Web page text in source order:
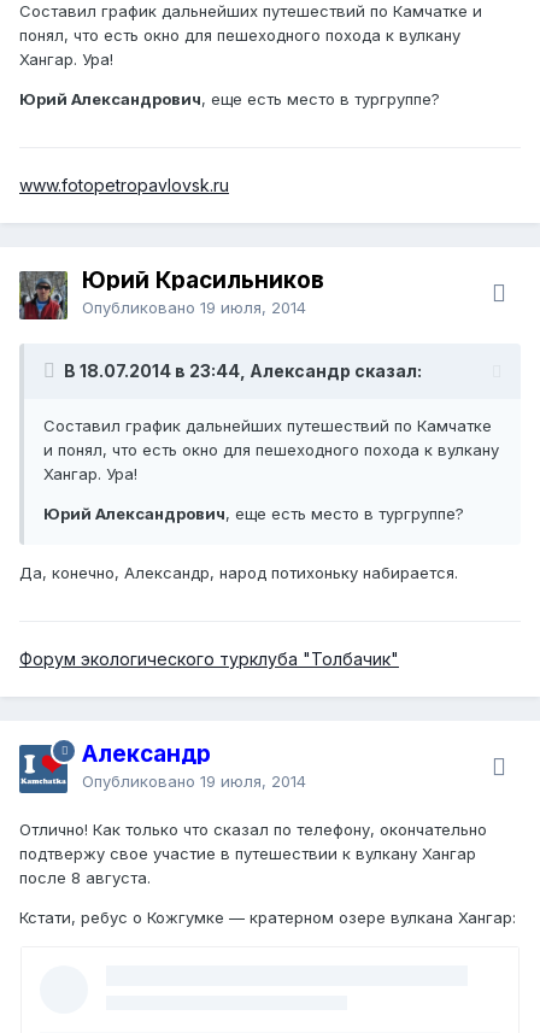
Составил график дальнейших путешествий по Камчатке и
понял, что есть окно для пешеходного похода к вулкану
Хангар. Ура!
Юрий Александрович, еще есть место в тургруппе?
www.fotopetropavlovsk.ru
Юрий Красильников
Опубликовано 19 июля, 2014
В 18.07.2014 в 23:44, Александр сказал:
Составил график дальнейших путешествий по Камчатке
и понял, что есть окно для пешеходного похода к вулкану
Хангар. Ура!
Юрий Александрович, еще есть место в тургруппе?
Да, конечно, Александр, народ потихоньку набирается.
Форум экологического турклуба "Толбачик"
Александр
Опубликовано 19 июля, 2014
Отлично! Как только что сказал по телефону, окончательно
подтвержу свое участие в путешествии к вулкану Хангар
после 8 августа.
Кстати, ребус о Кожгумке — кратерном озере вулкана Хангар: